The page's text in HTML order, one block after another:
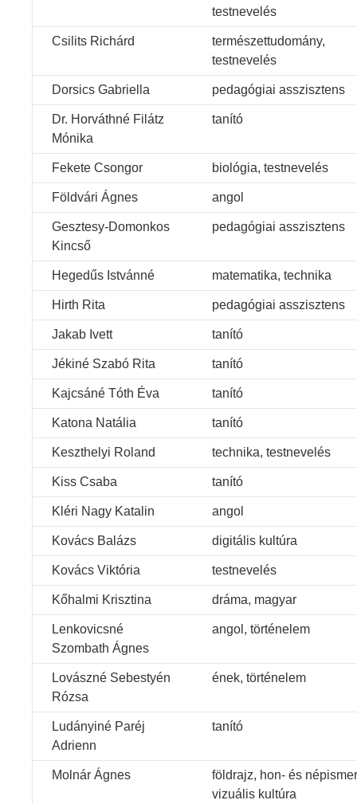
testnevelés
Csilits Richárd
természettudomány,
testnevelés
Dorsics Gabriella pedagógiai asszisztens
Dr. Horváthné Filátz
Mónika
tanító
Fekete Csongor biológia, testnevelés
Földvári Ágnes angol
Gesztesy-Domonkos
Kincső
pedagógiai asszisztens
Hegedűs Istvánné matematika, technika
Hirth Rita pedagógiai asszisztens
Jakab Ivett tanító
Jékiné Szabó Rita tanító
Kajcsáné Tóth Éva tanító
Katona Natália tanító
Keszthelyi Roland technika, testnevelés
Kiss Csaba tanító
Kléri Nagy Katalin angol
Kovács Balázs digitális kultúra
Kovács Viktória testnevelés
Kőhalmi Krisztina dráma, magyar
Lenkovicsné
Szombath Ágnes
angol, történelem
Lovászné Sebestyén
Rózsa
ének, történelem
Ludányiné Paréj
Adrienn
tanító
Molnár Ágnes
földrajz, hon- és
vizuális kultúra